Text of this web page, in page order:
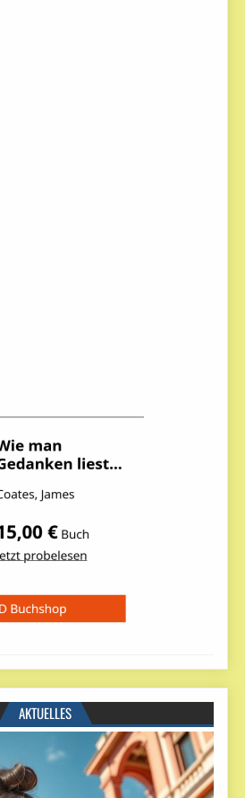
AKTUELLES